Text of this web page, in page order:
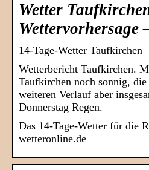
Wetter
Wettervorhersage
14-Tage-Wetter Taufkirchen
Wetterbericht Taufkirchen.
Taufkirchen noch sonnig,
weiteren Verlauf aber
Donnerstag Regen.
Das 14-Tage-Wetter für die
wetteronline.de